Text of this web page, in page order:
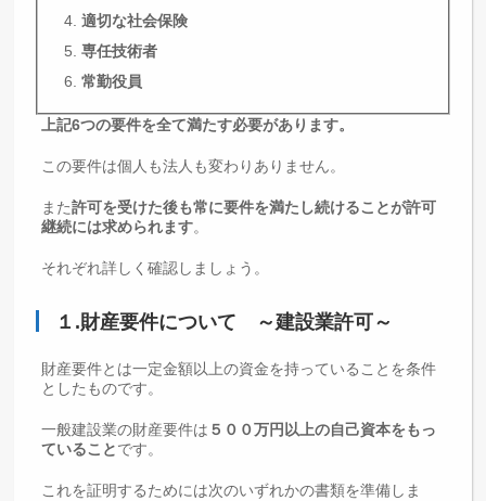
適切な社会保険
専任技術者
常勤役員
上記6つの要件を全て満たす必要があります。
この要件は個人も法人も変わりありません。
また許可を受けた後も常に要件を満たし続けることが許可
継続には求められます。
それぞれ詳しく確認しましょう。
１.財産要件について ～建設業許可～
財産要件とは一定金額以上の資金を持っていることを条件
としたものです。
一般建設業の財産要件は ５００万円以上の自己資本をもっ
ていることです。
これを証明するためには次のいずれかの書類を準備しま